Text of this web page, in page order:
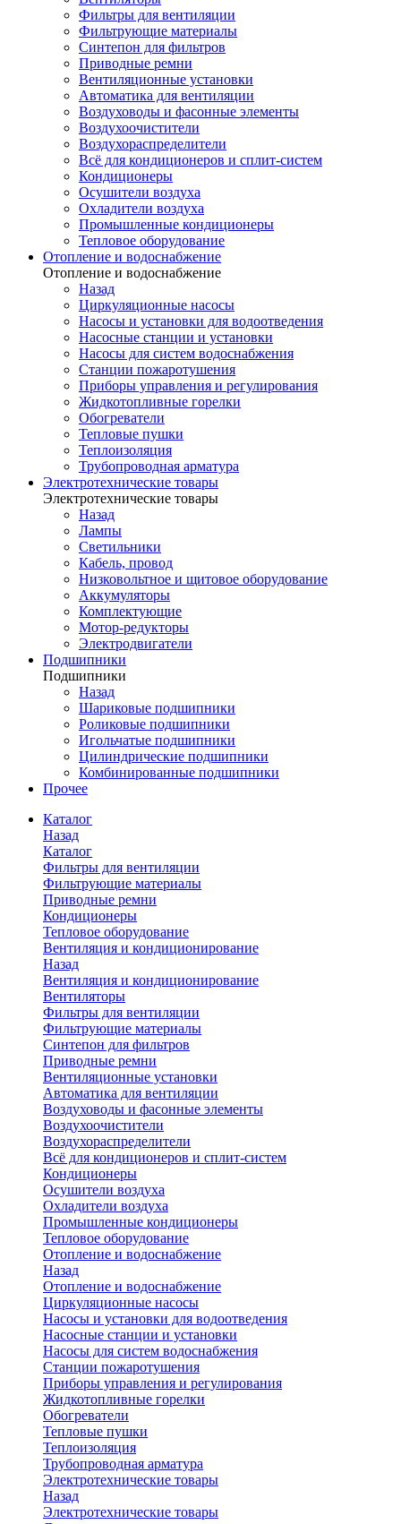
Фильтры для вентиляции
Фильтрующие материалы
Синтепон для фильтров
Приводные ремни
Вентиляционные установки
Автоматика для вентиляции
Воздуховоды и фасонные элементы
Воздухоочистители
Воздухораспределители
Всё для кондиционеров и сплит-систем
Кондиционеры
Осушители воздуха
Охладители воздуха
Промышленные кондиционеры
Тепловое оборудование
Отопление и водоснабжение
Отопление и водоснабжение
Назад
Циркуляционные насосы
Насосы и установки для водоотведения
Насосные станции и установки
Насосы для систем водоснабжения
Станции пожаротушения
Приборы управления и регулирования
Жидкотопливные горелки
Обогреватели
Тепловые пушки
Теплоизоляция
Трубопроводная арматура
Электротехнические товары
Электротехнические товары
Назад
Лампы
Светильники
Кабель, провод
Низковольтное и щитовое оборудование
Аккумуляторы
Комплектующие
Мотор-редукторы
Электродвигатели
Подшипники
Подшипники
Назад
Шариковые подшипники
Роликовые подшипники
Игольчатые подшипники
Цилиндрические подшипники
Комбинированные подшипники
Прочее
Каталог
Назад
Каталог
Фильтры для вентиляции
Фильтрующие материалы
Приводные ремни
Кондиционеры
Тепловое оборудование
Вентиляция и кондиционирование
Назад
Вентиляция и кондиционирование
Вентиляторы
Фильтры для вентиляции
Фильтрующие материалы
Синтепон для фильтров
Приводные ремни
Вентиляционные установки
Автоматика для вентиляции
Воздуховоды и фасонные элементы
Воздухоочистители
Воздухораспределители
Всё для кондиционеров и сплит-систем
Кондиционеры
Осушители воздуха
Охладители воздуха
Промышленные кондиционеры
Тепловое оборудование
Отопление и водоснабжение
Назад
Отопление и водоснабжение
Циркуляционные насосы
Насосы и установки для водоотведения
Насосные станции и установки
Насосы для систем водоснабжения
Станции пожаротушения
Приборы управления и регулирования
Жидкотопливные горелки
Обогреватели
Тепловые пушки
Теплоизоляция
Трубопроводная арматура
Электротехнические товары
Назад
Электротехнические товары